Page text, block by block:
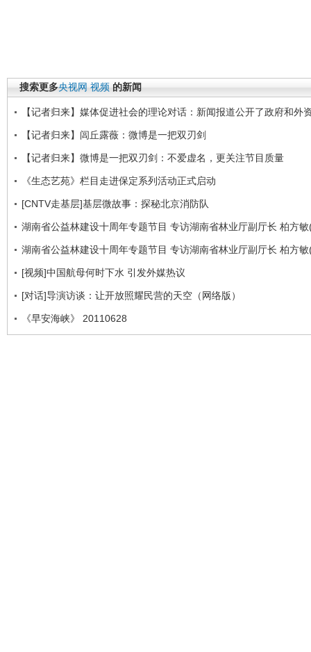
搜索更多央视网 视频 的新闻
【记者归来】媒体促进社会的理论对话：新闻报道公开了政府和外
【记者归来】闾丘露薇：微博是一把双刃剑
【记者归来】微博是一把双刃剑：不爱虚名，更关注节目质量
《生态艺苑》栏目走进保定系列活动正式启动
[CNTV走基层]基层微故事：探秘北京消防队
湖南省公益林建设十周年专题节目 专访湖南省林业厅副厅长 柏方
湖南省公益林建设十周年专题节目 专访湖南省林业厅副厅长 柏方
[视频]中国航母何时下水 引发外媒热议
[对话]导演访谈：让开放照耀民营的天空（网络版）
《早安海峡》 20110628